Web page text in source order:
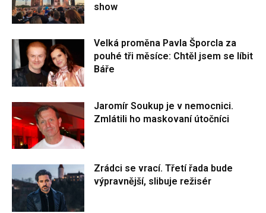
show
Velká proměna Pavla Šporcla za
pouhé tři měsíce: Chtěl jsem se líbit
Báře
Jaromír Soukup je v nemocnici.
Zmlátili ho maskovaní útočníci
Zrádci se vrací. Třetí řada bude
výpravnější, slibuje režisér